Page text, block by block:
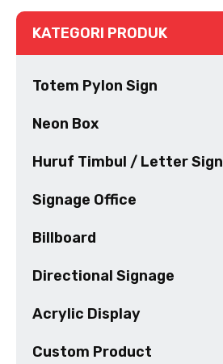
KATEGORI PRODUK
Totem Pylon Sign
Neon Box
Huruf Timbul / Letter Sign
Signage Office
Billboard
Directional Signage
Acrylic Display
Custom Product